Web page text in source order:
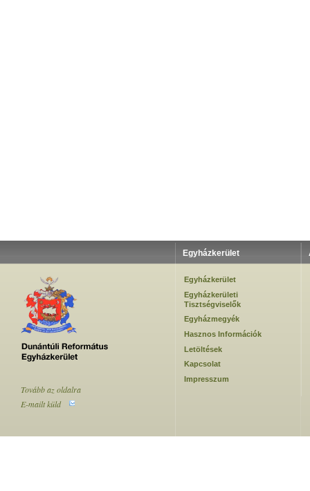
Egyházkerület
Egyházkerület
Egyházkerületi
Tisztségviselők
Egyházmegyék
Hasznos Információk
Letöltések
Kapcsolat
Impresszum
Tovább az oldalra
E-mailt küld